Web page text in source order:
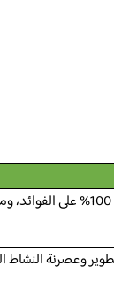
قرض استغلال قصير المدى يستفيد من دعم بنسبة
وعصرنة النشاط